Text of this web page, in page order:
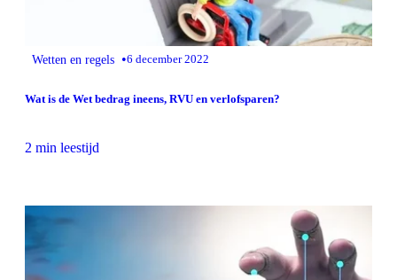
Wetten en regels •6 december 2022
Wat is de Wet bedrag ineens, RVU en verlofsparen?
2 min leestijd